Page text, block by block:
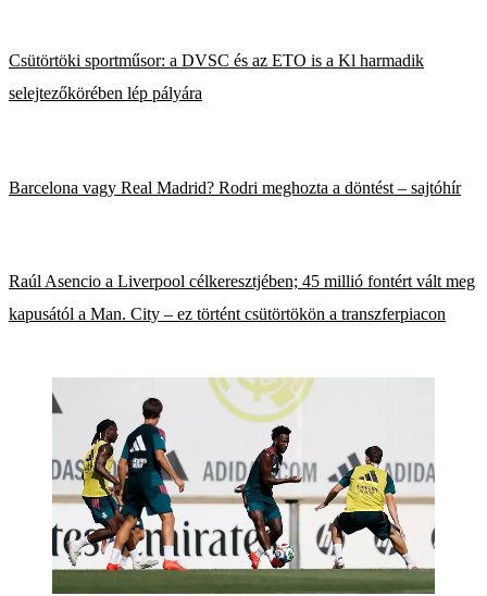
Csütörtöki sportműsor: a DVSC és az ETO is a Kl harmadik
selejtezőkörében lép pályára
Barcelona vagy Real Madrid? Rodri meghozta a döntést – sajtóhír
Raúl Asencio a Liverpool célkeresztjében; 45 millió fontért vált meg
kapusától a Man. City – ez történt csütörtökön a transzferpiacon